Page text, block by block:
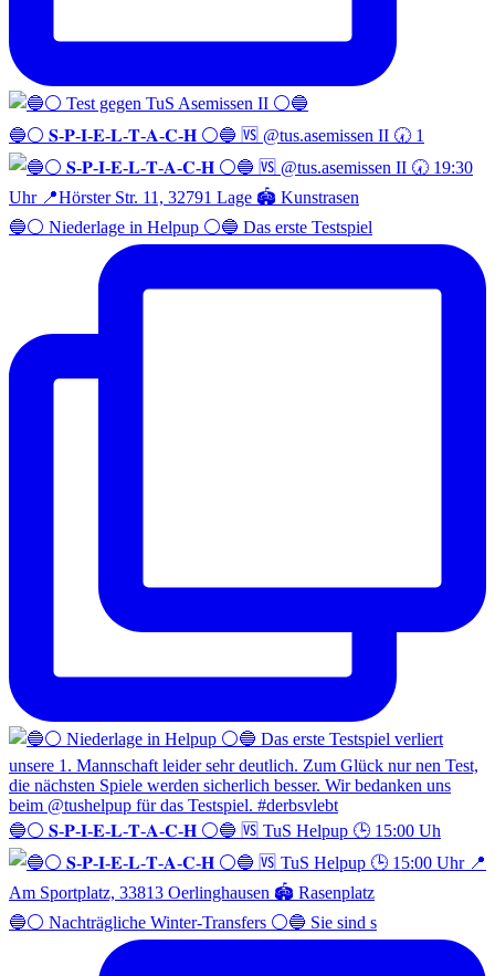
🔵⚪️ 𝐒-𝐏-𝐈-𝐄-𝐋-𝐓-𝐀-𝐂-𝐇 ⚪️🔵 🆚 @tus.asemissen II 🕢 1
🔵⚪️ Niederlage in Helpup ⚪️🔵 Das erste Testspiel
🔵⚪️ 𝐒-𝐏-𝐈-𝐄-𝐋-𝐓-𝐀-𝐂-𝐇 ⚪️🔵 🆚 TuS Helpup 🕒 15:00 Uh
🔵⚪️ Nachträgliche Winter-Transfers ⚪️🔵 Sie sind s